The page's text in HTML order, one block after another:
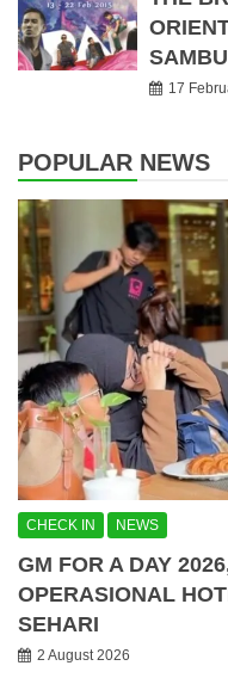
17
POPULAR NEWS
CHECK IN NEWS
GM FOR A DAY
OPERASIONAL
SEHARI
2 August 2026